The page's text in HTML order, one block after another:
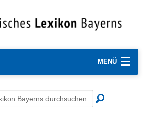
MENÜ